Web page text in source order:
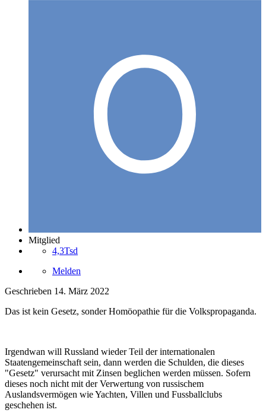
Mitglied
4,3Tsd
Melden
Geschrieben 14. März 2022
Das ist kein Gesetz, sonder Homöopathie für die Volkspropaganda.
Irgendwan will Russland wieder Teil der internationalen
Staatengemeinschaft sein, dann werden die Schulden, die dieses
"Gesetz" verursacht mit Zinsen beglichen werden müssen. Sofern
dieses noch nicht mit der Verwertung von russischem
Auslandsvermögen wie Yachten, Villen und Fussballclubs
geschehen ist.